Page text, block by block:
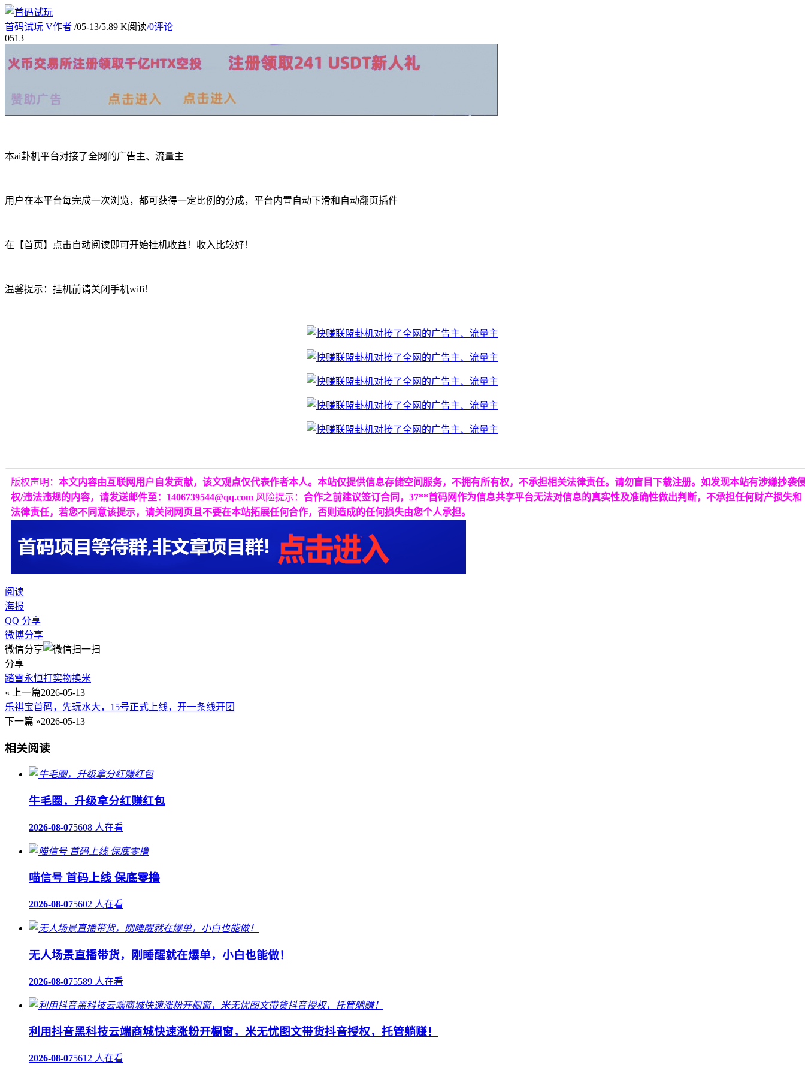
首码试玩 V作者 /05-13/5.89 K阅读/0评论
0513
本ai卦机平台对接了全网的广告主、流量主
用户在本平台每完成一次浏览，都可获得一定比例的分成，平台内置自动下滑和自动翻页插件
在【首页】点击自动阅读即可开始挂机收益！收入比较好！
温馨提示：挂机前请关闭手机wifi！
版权声明： 本文内容由互联网用户自发贡献，该文观点仅代表作者本人。本站仅提供信息存储空间服务，不拥有所有权，不承担相关法律责任。请勿盲目下载注册。如发现本站有涉嫌抄袭
权/违法违规的内容，请发送邮件至：1406739544@qq.com 风险提示： 合作之前建议签订合同，37**首码网作为信息共享平台无法对信息的真实性及准确性做出判断，不承担任何财产损失和
法律责任，若您不同意该提示，请关闭网页且不要在本站拓展任何合作，否则造成的任何损失由您个人承担。
阅读
海报
QQ 分享
微博分享
微信分享
分享
踏雪永恒打实物换米
« 上一篇2026-05-13
乐祺宝首码，先玩水大，15号正式上线，开一条线开团
下一篇 »2026-05-13
相关阅读
牛毛圈，升级拿分红赚红包
2026-08-075608 人在看
喵信号 首码上线 保底零撸
2026-08-075602 人在看
无人场景直播带货，刚睡醒就在爆单，小白也能做！
2026-08-075589 人在看
利用抖音黑科技云端商城快速涨粉开橱窗，米无忧图文带货抖音授权，托管躺赚！
2026-08-075612 人在看